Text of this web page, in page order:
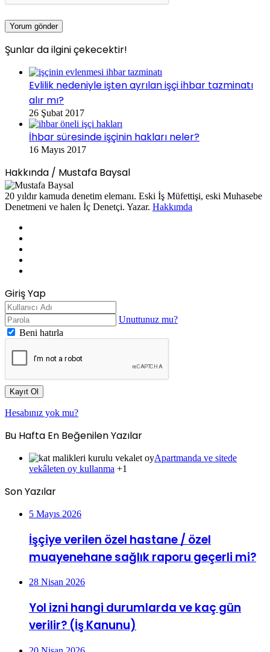
Şunlar da ilgini çekecektir!
Evlilik nedeniyle işten ayrılan işçi ihbar tazminatı
alır mı?
26 Şubat 2017
İhbar süresinde işçinin hakları neler?
16 Mayıs 2017
Hakkında / Mustafa Baysal
20 yıldır kamuda denetim elemanı. Eski İş Müfettişi, eski Muhasebe
Denetmeni ve halen İç Denetçi. Yazar. Hakkımda
Giriş Yap
Unuttunuz mu?
Beni hatırla
Kayıt Ol
Hesabınız yok mu?
Bu Hafta En Beğenilen Yazılar
Apartmanda ve sitede
vekâleten oy kullanma +1
Son Yazılar
5 Mayıs 2026
İşçiye verilen özel hastane / özel
muayenehane sağlık raporu geçerli mi?
28 Nisan 2026
Yol izni hangi durumlarda ve kaç gün
verilir? (İş Kanunu)